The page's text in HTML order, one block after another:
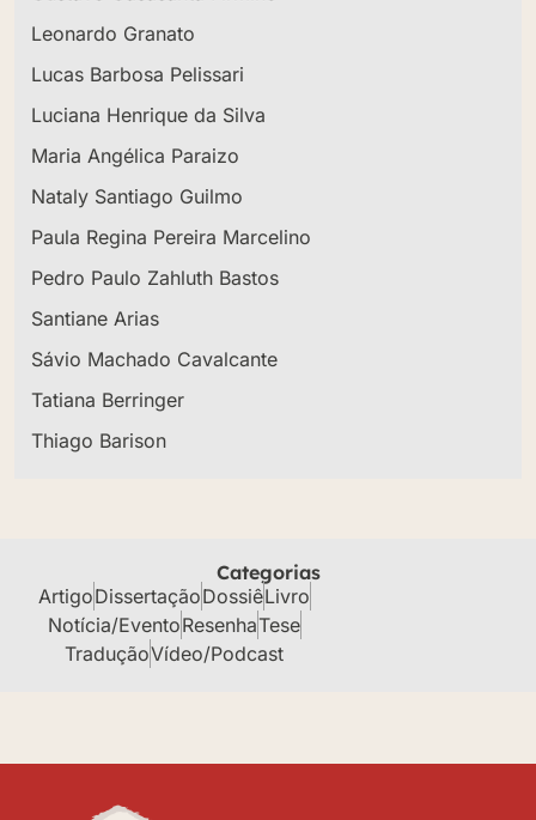
Leonardo Granato
Lucas Barbosa Pelissari
Luciana Henrique da Silva
Maria Angélica Paraizo
Nataly Santiago Guilmo
Paula Regina Pereira Marcelino
Pedro Paulo Zahluth Bastos
Santiane Arias
Sávio Machado Cavalcante
Tatiana Berringer
Thiago Barison
Categorias
ArtigoDissertaçãoDossiêLivro
Notícia/EventoResenhaTese
TraduçãoVídeo/Podcast